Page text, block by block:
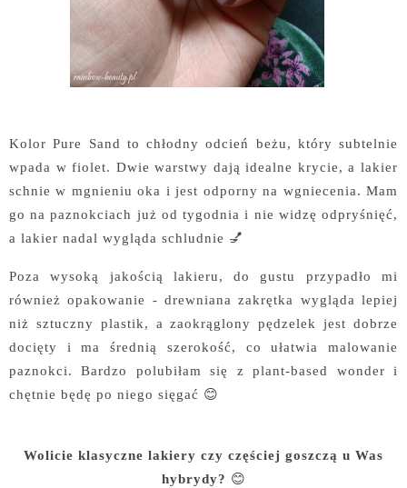
Kolor Pure Sand to chłodny odcień beżu, który subtelnie
wpada w fiolet. Dwie warstwy dają idealne krycie, a lakier
schnie w mgnieniu oka i jest odporny na wgniecenia. Mam
go na paznokciach już od tygodnia i nie widzę odpryśnięć,
a lakier nadal wygląda schludnie 💅
Poza wysoką jakością lakieru, do gustu przypadło mi
również opakowanie - drewniana zakrętka wygląda lepiej
niż sztuczny plastik, a zaokrąglony pędzelek jest dobrze
docięty i ma średnią szerokość, co ułatwia malowanie
paznokci. Bardzo polubiłam się z plant-based wonder i
chętnie będę po niego sięgać 😊
Wolicie klasyczne lakiery czy częściej goszczą u Was
hybrydy? 😊